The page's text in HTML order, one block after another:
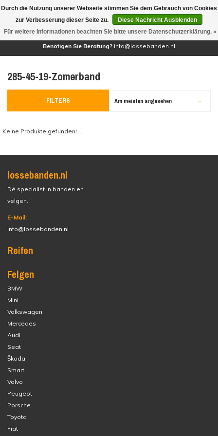
(0)
Benötigen Sie Beratung? info@lossebanden.nl
285-45-19-Zomerband
FILTERS Am meisten angesehen
Keine Produkte gefunden!...
lossebanden.nl
Dé specialist in banden en
velgen.
E-Mail:
info@lossebanden.nl
Reifen
Felgen
BMW
Mini
Volkswagen
Mercedes
Audi
Seat
Škoda
Smart
Volvo
Peugeot
Porsche
Toyota
Fiat
Durch die Nutzung unserer Webseite stimmen Sie dem Gebrauch von Cookies
zur Verbesserung dieser Seite zu.
Diese Nachricht Ausblenden
Für weitere Informationen beachten Sie bitte unsere Datenschutzerklärung. »